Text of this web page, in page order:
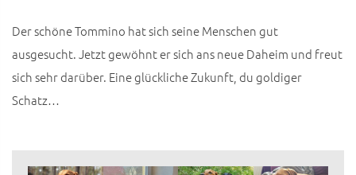
Der schöne Tommino hat sich seine Menschen gut
ausgesucht. Jetzt gewöhnt er sich ans neue Daheim und freut
sich sehr darüber. Eine glückliche Zukunft, du goldiger
Schatz…